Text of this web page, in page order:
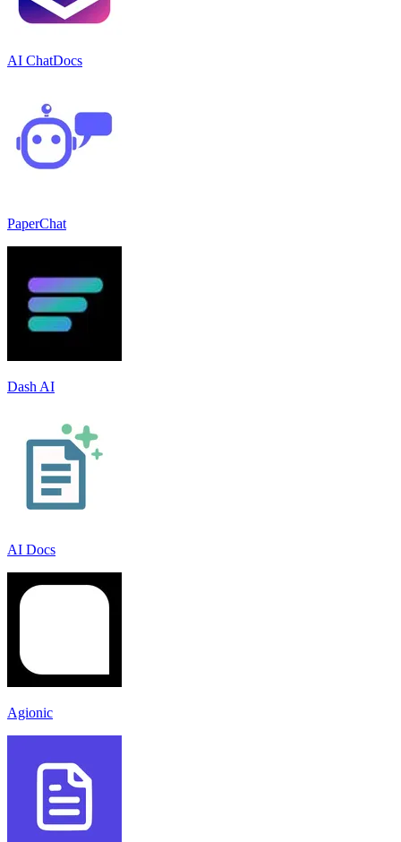
AI ChatDocs
PaperChat
Dash AI
AI Docs
Agionic